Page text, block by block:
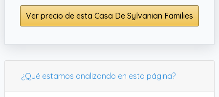
edredones en bonitos colores pastel, lo que lo
hace visualmente atractivo y acogedor. Con
cms de longitud x 5.08 cms de ancho, es ideal
rol imaginativo, perfecto para niños a partir de 3
años.
Ver precio de esta Casa De Sylvanian Families
¿Qué estamos analizando en esta página?